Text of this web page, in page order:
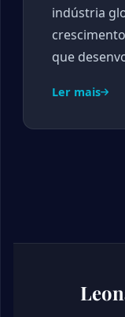
indústria
que
Ler mais